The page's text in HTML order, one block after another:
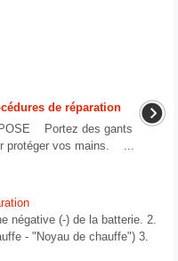
de réparation
Portez des gants
protéger vos mains. ...
négative (-) de la batterie. 2.
- "Noyau de chauffe") 3.